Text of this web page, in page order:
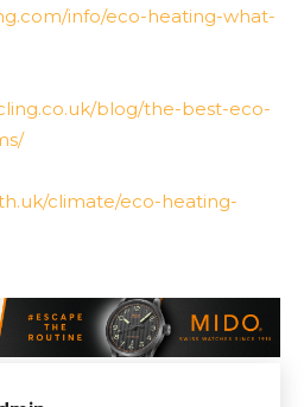
info/eco-heating-what-
blog/the-best-eco-
climate/eco-heating-